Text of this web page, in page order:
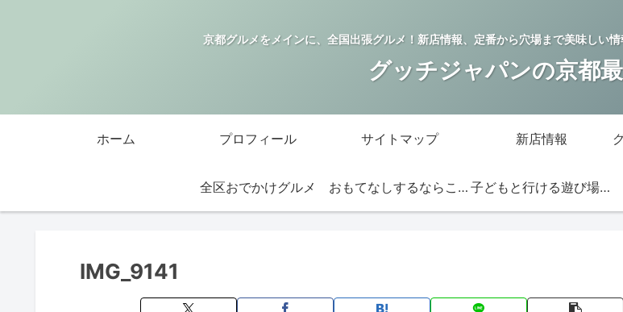
京都グルメをメインに、全国出張グルメ！新店情報、定番から穴場まで美味しい
グッチジャパンの京都
ホーム プロフィール サイトマップ 新店情報
全区おでかけグルメ おもてなしするならこの店 子どもと行ける遊び場・お店
IMG_9141